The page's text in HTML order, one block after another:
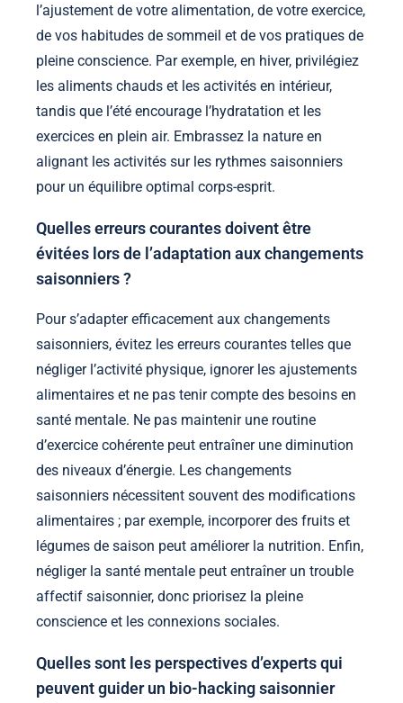
l’ajustement de votre alimentation, de votre exercice,
de vos habitudes de sommeil et de vos pratiques de
pleine conscience. Par exemple, en hiver, privilégiez
les aliments chauds et les activités en intérieur,
tandis que l’été encourage l’hydratation et les
exercices en plein air. Embrassez la nature en
alignant les activités sur les rythmes saisonniers
pour un équilibre optimal corps-esprit.
Quelles erreurs courantes doivent être
évitées lors de l’adaptation aux changements
saisonniers ?
Pour s’adapter efficacement aux changements
saisonniers, évitez les erreurs courantes telles que
négliger l’activité physique, ignorer les ajustements
alimentaires et ne pas tenir compte des besoins en
santé mentale. Ne pas maintenir une routine
d’exercice cohérente peut entraîner une diminution
des niveaux d’énergie. Les changements
saisonniers nécessitent souvent des modifications
alimentaires ; par exemple, incorporer des fruits et
légumes de saison peut améliorer la nutrition. Enfin,
négliger la santé mentale peut entraîner un trouble
affectif saisonnier, donc priorisez la pleine
conscience et les connexions sociales.
Quelles sont les perspectives d’experts qui
peuvent guider un bio-hacking saisonnier